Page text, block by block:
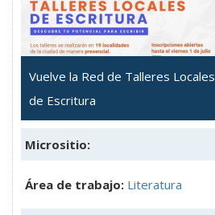
Vuelve la Red de Talleres Locales
de Escritura
Micrositio:
Área de trabajo: Literatura